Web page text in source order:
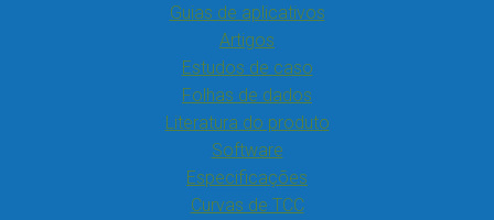
Guias de aplicativos
Artigos
Estudos de caso
Folhas de dados
Literatura do produto
Software
Especificações
Curvas de TCC